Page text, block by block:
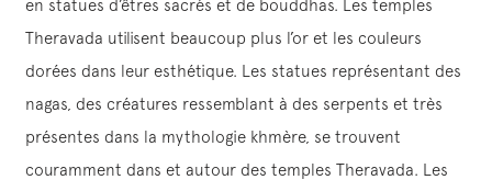
en statues d’êtres sacrés et de bouddhas. Les temples
Theravada utilisent beaucoup plus l’or et les couleurs
dorées dans leur esthétique. Les statues représentant des
nagas, des créatures ressemblant à des serpents et très
présentes dans la mythologie khmère, se trouvent
couramment dans et autour des temples Theravada. Les